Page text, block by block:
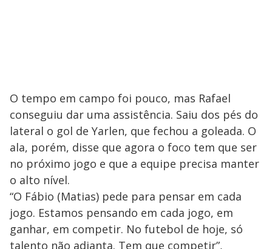
O tempo em campo foi pouco, mas Rafael
conseguiu dar uma assistência. Saiu dos pés do
lateral o gol de Yarlen, que fechou a goleada. O
ala, porém, disse que agora o foco tem que ser
no próximo jogo e que a equipe precisa manter
o alto nível.
“O Fábio (Matias) pede para pensar em cada
jogo. Estamos pensando em cada jogo, em
ganhar, em competir. No futebol de hoje, só
talento não adianta. Tem que competir”,